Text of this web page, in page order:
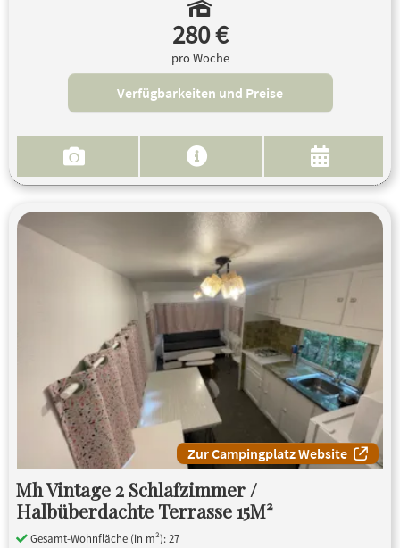
280 €
pro Woche
Verfügbarkeiten und Preise
Zur Campingplatz Website
Mh Vintage 2 Schlafzimmer /
Halbüberdachte Terrasse 15M²
Gesamt-Wohnfläche (in m²): 27